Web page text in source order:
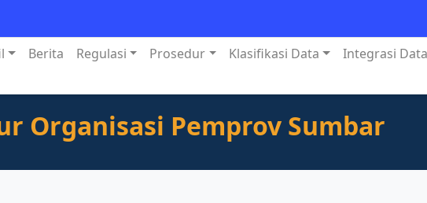
Berita Regulasi Prosedur Klasifikasi Data Integrasi Data
Organisasi Pemprov Sumbar